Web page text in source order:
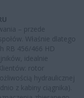
– przede
Właśnie dlatego
RB 456/466 HD
idealnie
rotor
hydraulicznej
z kabiny ciągnika).